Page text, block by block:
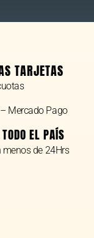
TARJETAS
Mercado Pago
EL PAÍS
menos de 24Hrs